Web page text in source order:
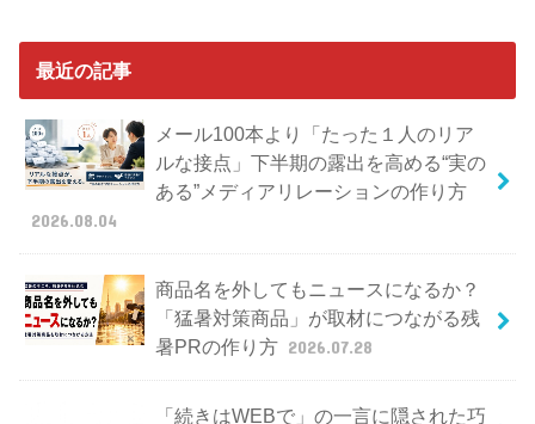
最近の記事
メール100本より「たった１人のリア
ルな接点」下半期の露出を高める“実の
ある”メディアリレーションの作り方
2026.08.04
商品名を外してもニュースになるか？
「猛暑対策商品」が取材につながる残
暑PRの作り方 2026.07.28
「続きはWEBで」の一言に隠された巧